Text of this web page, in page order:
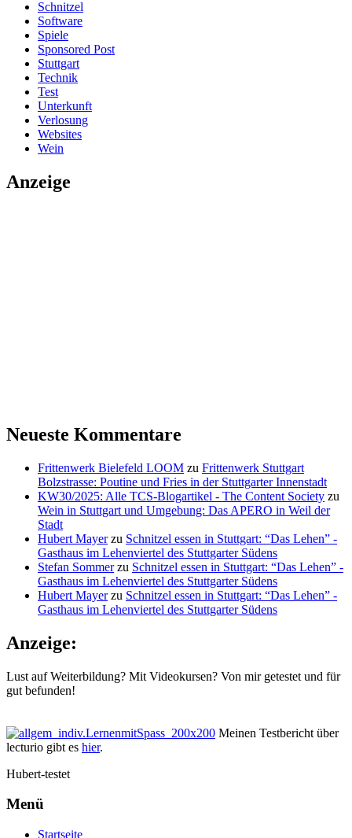
Schnitzel
Software
Spiele
Sponsored Post
Stuttgart
Technik
Test
Unterkunft
Verlosung
Websites
Wein
Anzeige
Neueste Kommentare
Frittenwerk Bielefeld LOOM zu Frittenwerk Stuttgart
Bolzstrasse: Poutine und Fries in der Stuttgarter Innenstadt
KW30/2025: Alle TCS-Blogartikel - The Content Society zu
Wein in Stuttgart und Umgebung: Das APERO in Weil der
Stadt
Hubert Mayerzu Schnitzel essen in Stuttgart: “Das Lehen” -
Gasthaus im Lehenviertel des Stuttgarter Südens
Stefan Sommerzu Schnitzel essen in Stuttgart: “Das Lehen” -
Gasthaus im Lehenviertel des Stuttgarter Südens
Hubert Mayerzu Schnitzel essen in Stuttgart: “Das Lehen” -
Gasthaus im Lehenviertel des Stuttgarter Südens
Anzeige:
Lust auf Weiterbildung? Mit Videokursen? Von mir getestet und für
gut befunden!
Meinen Testbericht über
lecturio gibt es hier.
Hubert-testet
Menü
Startseite